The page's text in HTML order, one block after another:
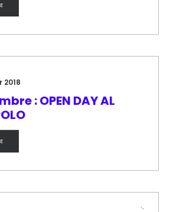
2018
: OPEN DAY AL